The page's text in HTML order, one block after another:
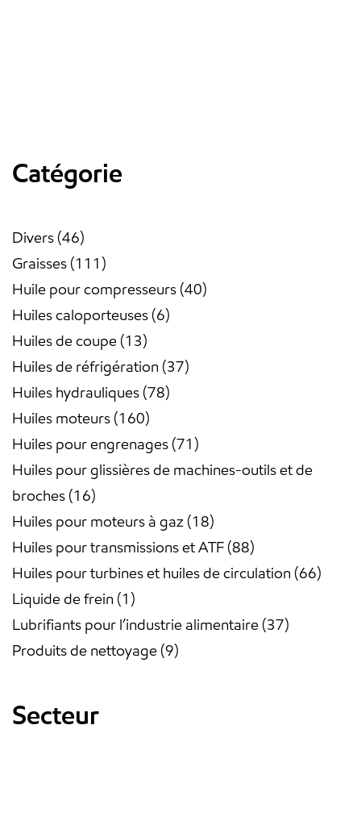
Catégorie
Divers 46
produits
Graisses 111
produits
Huile pour compresseurs 40
produits
Huiles caloporteuses 6
produits
Huiles de coupe 13
produits
Huiles de réfrigération 37
produits
Huiles hydrauliques 78
produits
Huiles moteurs 160
produits
Huiles pour engrenages 71
produits
Huiles pour glissières de machines-outils et de
broches 16
produits
Huiles pour moteurs à gaz 18
produits
Huiles pour transmissions et ATF 88
produits
Huiles pour turbines et huiles de circulation 66
produits
Liquide de frein 1
produit
Lubrifiants pour l’industrie alimentaire 37
produits
Produits de nettoyage 9
produits
Secteur